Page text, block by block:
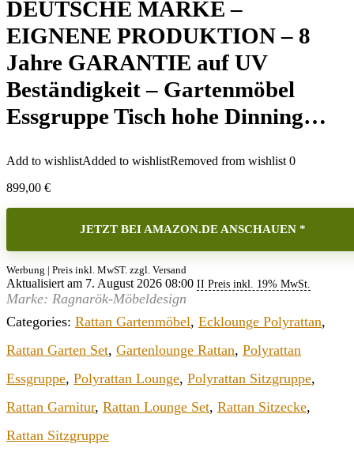
DEUTSCHE MARKE –
EIGNENE PRODUKTION – 8
Jahre GARANTIE auf UV
Beständigkeit – Gartenmöbel
Essgruppe Tisch hohe Dinning…
Add to wishlistAdded to wishlistRemoved from wishlist 0
899,00 €
JETZT BEI AMAZON.DE ANSCHAUEN *
Werbung | Preis inkl. MwST. zzgl. Versand
Aktualisiert am 7. August 2026 08:00 II Preis inkl. 19% MwSt.
Marke: Ragnarök-Möbeldesign
Categories: Rattan Gartenmöbel, Ecklounge Polyrattan,
Rattan Garten Set, Gartenlounge Rattan, Polyrattan
Essgruppe, Polyrattan Lounge, Polyrattan Sitzgruppe,
Rattan Garnitur, Rattan Lounge Set, Rattan Sitzecke,
Rattan Sitzgruppe